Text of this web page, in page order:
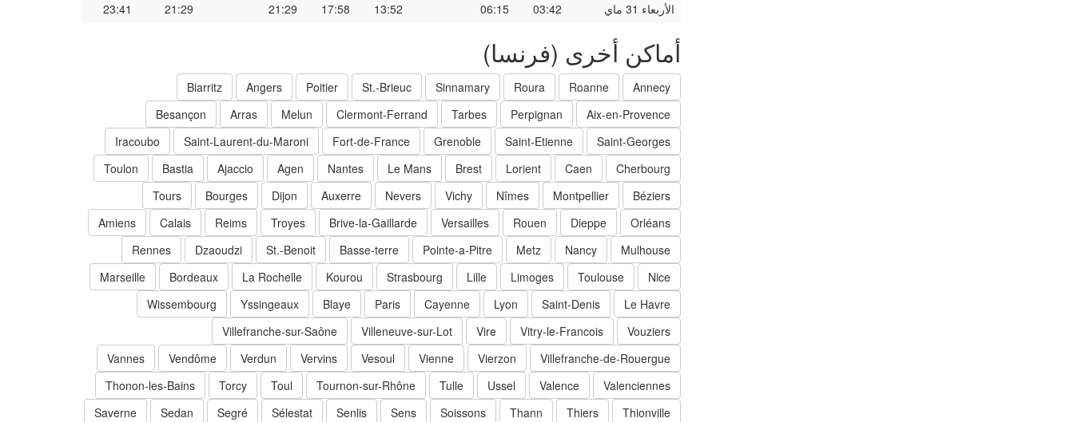
الأربعاء 31 ماي
03:42
06:15
13:52
17:58
21:29
21:29
23:41
أماكن أخرى (فرنسا)
Annecy
Roanne
Roura
Sinnamary
St.-Brieuc
Poitier
Angers
Biarritz
Aix-en-Provence
Perpignan
Tarbes
Clermont-Ferrand
Melun
Arras
Besançon
Saint-Georges
Saint-Etienne
Grenoble
Fort-de-France
Saint-Laurent-du-Maroni
Iracoubo
Cherbourg
Caen
Lorient
Brest
Le Mans
Nantes
Agen
Ajaccio
Bastia
Toulon
Béziers
Montpellier
Nîmes
Vichy
Nevers
Auxerre
Dijon
Bourges
Tours
Orléans
Dieppe
Rouen
Versailles
Brive-la-Gaillarde
Troyes
Reims
Calais
Amiens
Mulhouse
Nancy
Metz
Pointe-a-Pitre
Basse-terre
St.-Benoit
Dzaoudzi
Rennes
Nice
Toulouse
Limoges
Lille
Strasbourg
Kourou
La Rochelle
Bordeaux
Marseille
Le Havre
Saint-Denis
Lyon
Cayenne
Paris
Blaye
Yssingeaux
Wissembourg
Vouziers
Vitry-le-Francois
Vire
Villeneuve-sur-Lot
Villefranche-sur-Saône
Villefranche-de-Rouergue
Vierzon
Vienne
Vesoul
Vervins
Verdun
Vendôme
Vannes
Valenciennes
Valence
Ussel
Tulle
Tournon-sur-Rhône
Toul
Torcy
Thonon-les-Bains
Thionville
Thiers
Thann
Soissons
Sens
Senlis
Sélestat
Segré
Sedan
Saverne